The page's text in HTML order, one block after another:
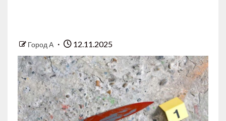
Город А 12.11.2025